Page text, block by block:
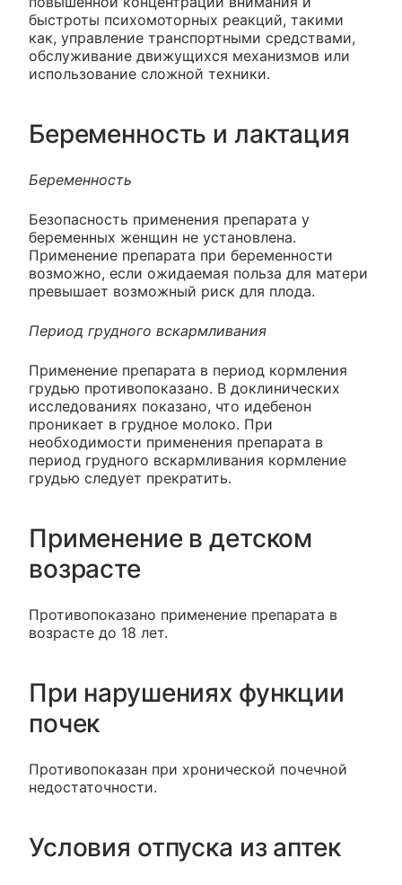
быстроты психомоторных реакций, такими
как, управление транспортными средствами,
обслуживание движущихся механизмов или
использование сложной техники.
Беременность и лактация
Беременность
Безопасность применения препарата у
беременных женщин не установлена.
Применение препарата при беременности
возможно, если ожидаемая польза для матери
превышает возможный риск для плода.
Период грудного вскармливания
Применение препарата в период кормления
грудью противопоказано. В доклинических
исследованиях показано, что идебенон
проникает в грудное молоко. При
необходимости применения препарата в
период грудного вскармливания кормление
грудью следует прекратить.
Применение в детском
возрасте
Противопоказано применение препарата в
возрасте до 18 лет.
При нарушениях функции
почек
Противопоказан при хронической почечной
недостаточности.
Условия отпуска из аптек